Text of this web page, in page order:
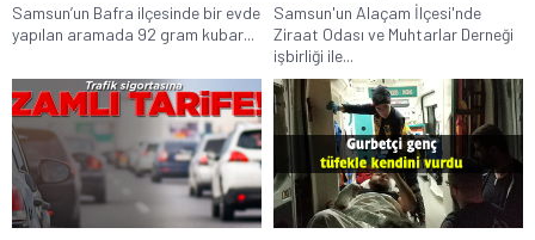
Samsun’un Bafra ilçesinde bir evde
yapılan aramada 92 gram kubar...
Samsun'un Alaçam İlçesi'nde
Ziraat Odası ve Muhtarlar Derneği
işbirliği ile...